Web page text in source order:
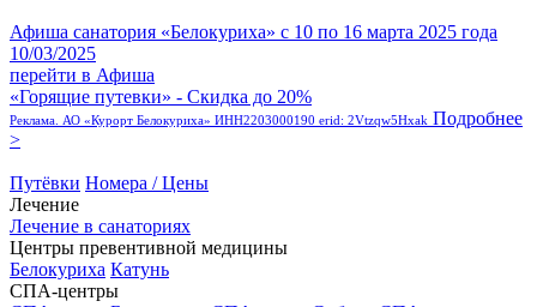
Афиша санатория «Белокуриха» с 10 по 16 марта 2025 года
10/03/2025
перейти в Афиша
«Горящие путевки» - Скидка до 20%
Реклама. АО «Курорт Белокуриха» ИНН2203000190 erid: 2Vtzqw5Hxak Подробнее
>
Путёвки Номера / Цены
Лечение
Лечение в санаториях
Центры превентивной медицины
Белокуриха Катунь
СПА-центры